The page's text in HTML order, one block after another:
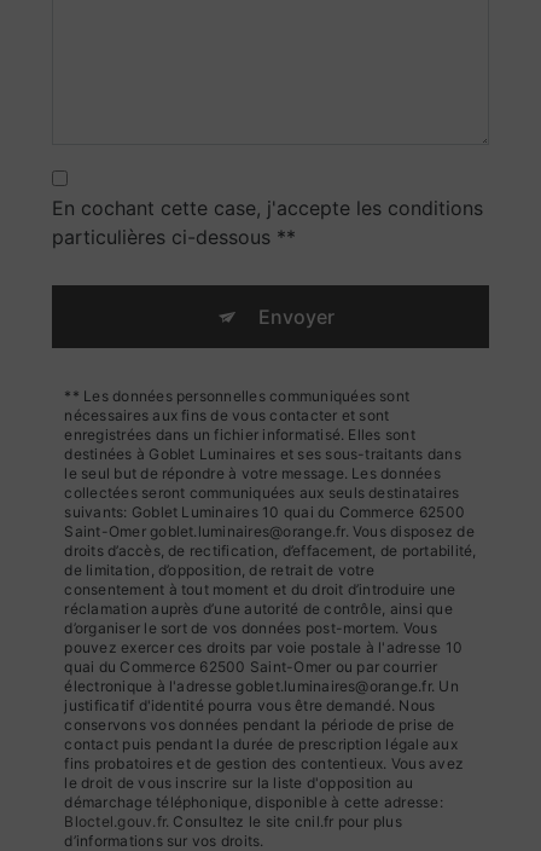
En cochant cette case, j'accepte les conditions
particulières ci-dessous **
Envoyer
** Les données personnelles communiquées sont
nécessaires aux fins de vous contacter et sont
enregistrées dans un fichier informatisé. Elles sont
destinées à Goblet Luminaires et ses sous-traitants dans
le seul but de répondre à votre message. Les données
collectées seront communiquées aux seuls destinataires
suivants: Goblet Luminaires 10 quai du Commerce 62500
Saint-Omer goblet.luminaires@orange.fr. Vous disposez de
droits d’accès, de rectification, d’effacement, de portabilité,
de limitation, d’opposition, de retrait de votre
consentement à tout moment et du droit d’introduire une
réclamation auprès d’une autorité de contrôle, ainsi que
d’organiser le sort de vos données post-mortem. Vous
pouvez exercer ces droits par voie postale à l'adresse 10
quai du Commerce 62500 Saint-Omer ou par courrier
électronique à l'adresse goblet.luminaires@orange.fr. Un
justificatif d'identité pourra vous être demandé. Nous
conservons vos données pendant la période de prise de
contact puis pendant la durée de prescription légale aux
fins probatoires et de gestion des contentieux. Vous avez
le droit de vous inscrire sur la liste d'opposition au
démarchage téléphonique, disponible à cette adresse:
Bloctel.gouv.fr. Consultez le site cnil.fr pour plus
d’informations sur vos droits.